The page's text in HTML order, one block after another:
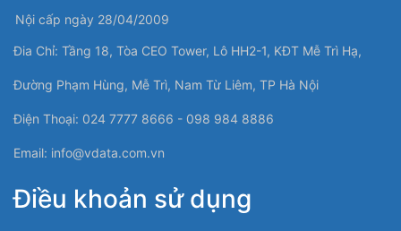
Nội cấp ngày 28/04/2009
Đia Chỉ: Tầng 18, Tòa CEO Tower, Lô HH2-1, KĐT Mễ Trì Hạ,
Đường Phạm Hùng, Mễ Trì, Nam Từ Liêm, TP Hà Nội
Điện Thoại: 024 7777 8666 - 098 984 8886
Email: info@vdata.com.vn
Điều khoản sử dụng